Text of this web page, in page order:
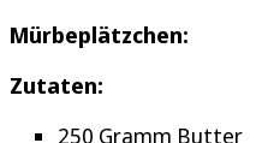
Mürbeplätzchen:
Zutaten:
250 Gramm Butter